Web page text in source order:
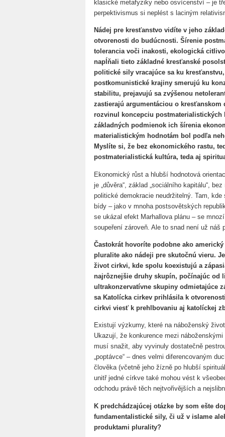
klasické metafyziky nebo osvícenství – je
perpektivismus si neplést s laciným
Nádej pre kresťanstvo vidíte v jeho
otvorenosti do budúcnosti. Šírenie
tolerancia voči inakosti, ekologická
napĺňali tieto základné kresťanské
politické sily vracajúce sa ku
postkomunistické krajiny smerujú ku
stabilitu, prejavujú sa zvýšenou
zastierajú argumentáciou o kresťanskom
rozvinul koncepciu
základných podmienok ich šírenia
materialistickým hodnotám bol podľa
Myslíte si, že bez ekonomického rastu,
postmaterialistická kultúra, teda aj
Ekonomický růst a hlubší hodnotová
je „důvěra“, základ „sociálního kapitálu“,
politické demokracie neudržitelný. Tam,
bídy – jako v mnoha postsovětských
se ukázal efekt Marhallova plánu – se
soupeření zároveň. Ale to snad není už náš
Častokrát hovoríte podobne ako
pluralite ako nádeji pre skutočnú vieru.
život cirkvi, kde spolu koexistujú a
najrôznejšie druhy skupín, počínajúc od
ultrakonzervatívne skupiny odmietajúce
sa Katolícka cirkev prihlásila k
cirkvi viesť k prehlbovaniu aj katolíckej
Existují výzkumy, které na náboženský
Ukazují, že konkurence mezi
musí snažit, aby vyvinuly dostatečně
„poptávce“ – dnes velmi diferencovaným
člověka (včetně jeho žízně po hlubší
unitř jedné církve také mohou vést k
odchodu právě těch nejtvořivějších a
K predchádzajúcej otázke by som ešte
fundamentalistické sily, či už v islame
produktami plurality?